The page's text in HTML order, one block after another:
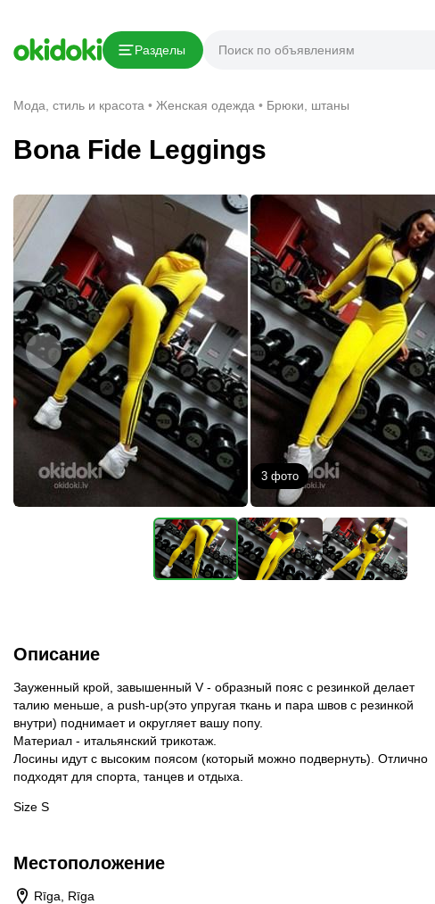
Разделы
Мода, стиль и красота Женская одежда Брюки, штаны
Bona Fide Leggings
3 фото
Описание
Зауженный крой, завышенный V - образный пояс с резинкой делает
талию меньше, а push-up(это упругая ткань и пара швов с резинкой
внутри) поднимает и округляет вашу попу.
Материал - итальянский трикотаж.
Лосины идут с высоким поясом (который можно подвернуть). Отлично
подходят для спорта, танцев и отдыха.
Size S
Местоположение
Rīga, Rīga
Скопировать ссылку